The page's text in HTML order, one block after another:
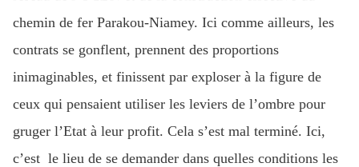
chemin de fer Parakou-Niamey. Ici comme ailleurs, les
contrats se gonflent, prennent des proportions
inimaginables, et finissent par exploser à la figure de
ceux qui pensaient utiliser les leviers de l’ombre pour
gruger l’Etat à leur profit. Cela s’est mal terminé. Ici,
c’est le lieu de se demander dans quelles conditions les